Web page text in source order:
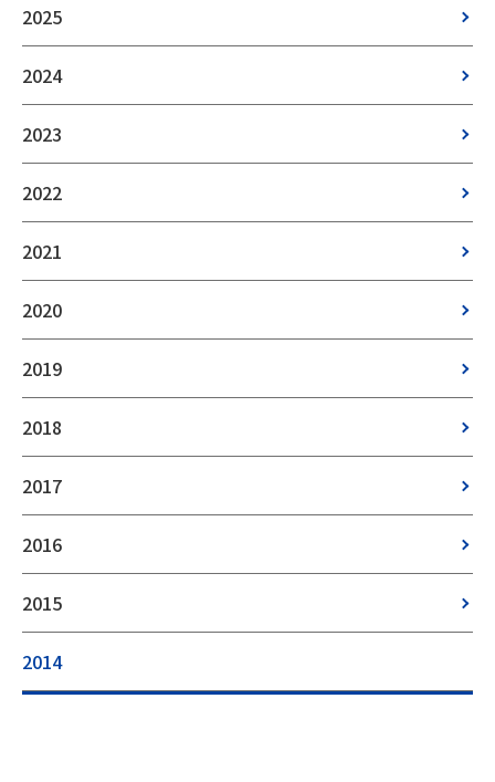
2025
2024
2023
2022
2021
2020
2019
2018
2017
2016
2015
2014